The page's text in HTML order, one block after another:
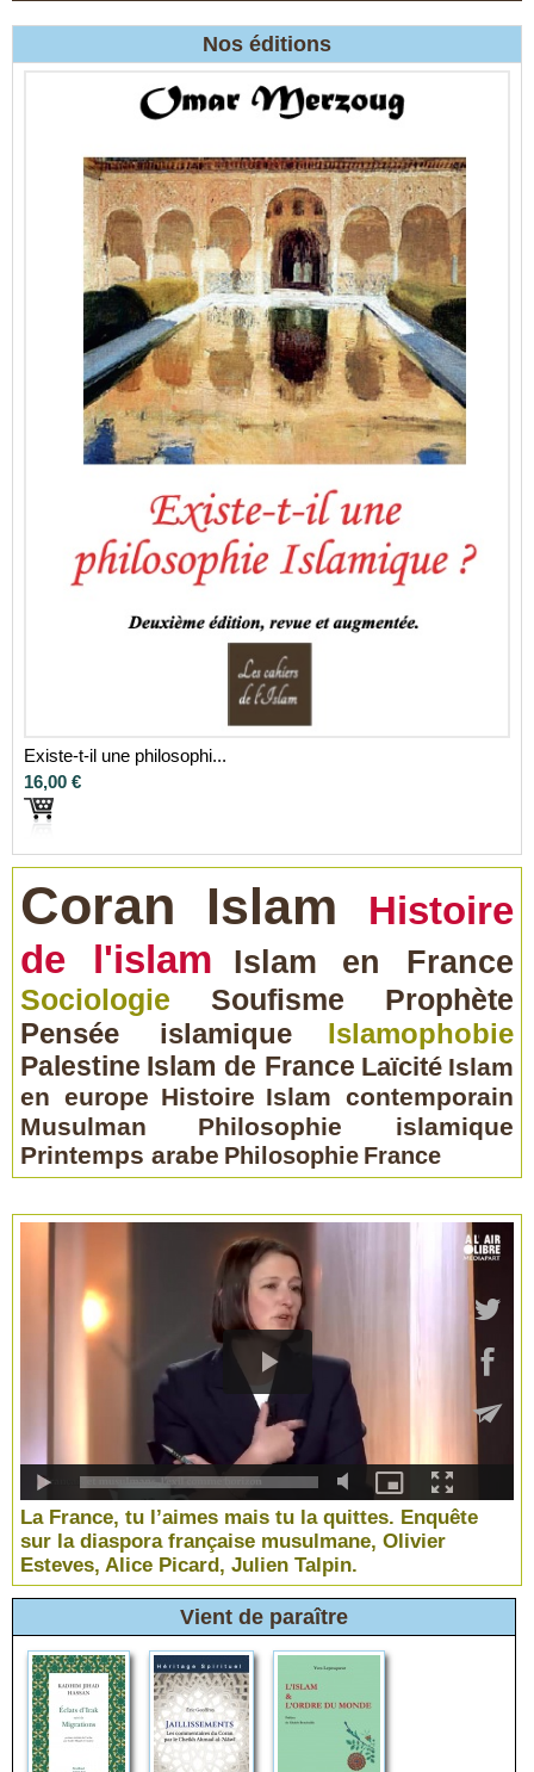
Nos éditions
Existe-t-il une philosophi...
16,00 €
Coran Islam
Histoire
de l'islam
Islam en France
Sociologie Soufisme
Prophète
Pensée islamique
Islamophobie
Palestine Islam de France Laïcité Islam
en europe Histoire Islam contemporain
Musulman
Philosophie islamique
Printemps arabe Philosophie France
La France, tu l’aimes mais tu la quittes. Enquête
sur la diaspora française musulmane, Olivier
Esteves, Alice Picard, Julien Talpin.
Vient de paraître